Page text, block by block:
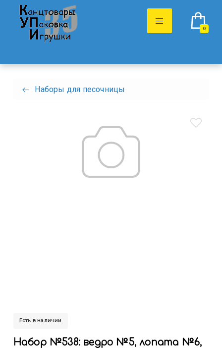
0
Наборы для песочницы
Есть в наличии
Набор №538: ведро №5, лопата №6,